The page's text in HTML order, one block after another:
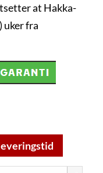
at Hakka-
uker fra